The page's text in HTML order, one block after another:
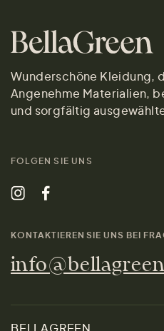
Wunderschöne Kleidung,
Angenehme Materialien,
und sorgfältig
FOLGEN SIE UNS
KONTAKTIEREN SIE UNS BEI
BELLAGREEN